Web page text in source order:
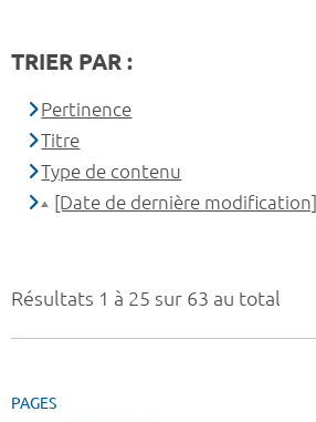
Résultats 1 à 25 sur 63 au total
PAGES
TRIER PAR :
Pertinence
Titre
Type de contenu
[Date de dernière modification]